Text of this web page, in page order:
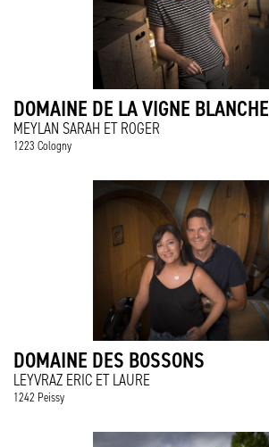
DOMAINE DE LA VIGNE BLANCHE
MEYLAN SARAH ET ROGER
1223 Cologny
DOMAINE DES BOSSONS
LEYVRAZ ERIC ET LAURE
1242 Peissy